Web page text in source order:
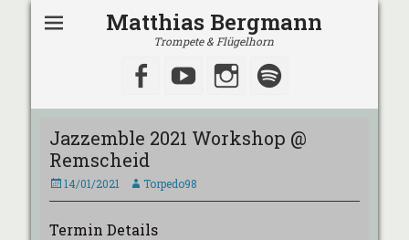
Matthias Bergmann
Trompete & Flügelhorn
Facebook
YouTubeInstagram
Jazzemble 2021 Workshop @
Remscheid
Veröffentlicht
am
14/01/2021 AutorTorpedo98
Termin Details